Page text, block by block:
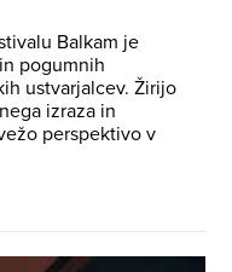
Balkam je
pogumnih
ustvarjalcev. Žirijo
izraza in
perspektivo v